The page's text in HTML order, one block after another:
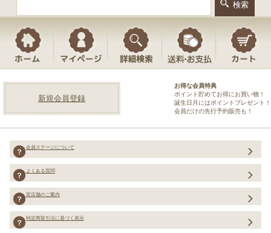
新規会員登録
お得な会員特典
ポイント貯めてお得にお買い物！
誕生日月にはポイントプレゼント！
会員だけの先行予約販売も！
会員ステージについて
よくある質問
実店舗のご案内
特定商取引法に基づく表示